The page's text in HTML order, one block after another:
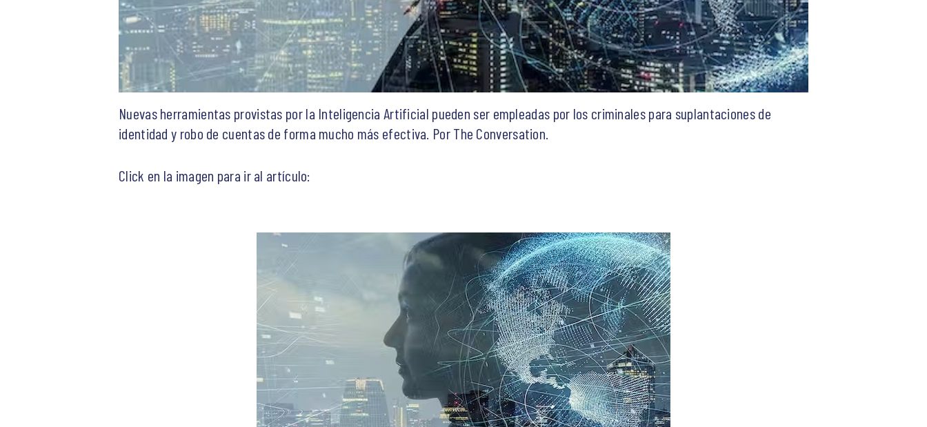
Nuevas herramientas provistas por la Inteligencia Artificial pueden ser empleadas por los criminales para suplantaciones de
identidad y robo de cuentas de forma mucho más efectiva. Por The Conversation.
Click en la imagen para ir al artículo: